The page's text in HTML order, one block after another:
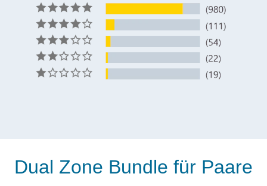
Dual Zone Bundle für Paare